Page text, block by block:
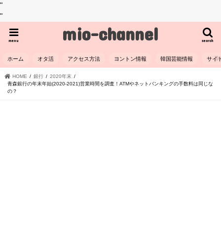
"
"
mio-channel search
menu
ホーム オタ活 アクセス方法 ヨントン情報 韓国芸能情報 サイ
HOME 銀行
2020年末
青森銀行の年末年始(2020-2021)営業時間を調査！ATMやネットバンキングの手数料は同じな
の？